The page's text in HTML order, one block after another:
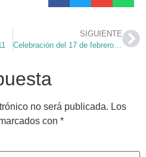
SIGUIENTE
Celebración del 17 de febrero en la Parroquia
no será publicada. Los
con *